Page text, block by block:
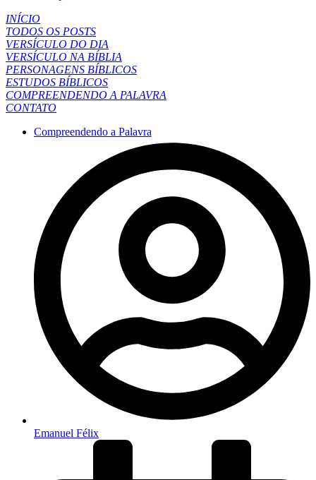
INÍCIO
TODOS OS POSTS
VERSÍCULO DO DIA
VERSÍCULO NA BÍBLIA
PERSONAGENS BÍBLICOS
ESTUDOS BÍBLICOS
COMPREENDENDO A PALAVRA
CONTATO
Compreendendo a Palavra
Emanuel Félix